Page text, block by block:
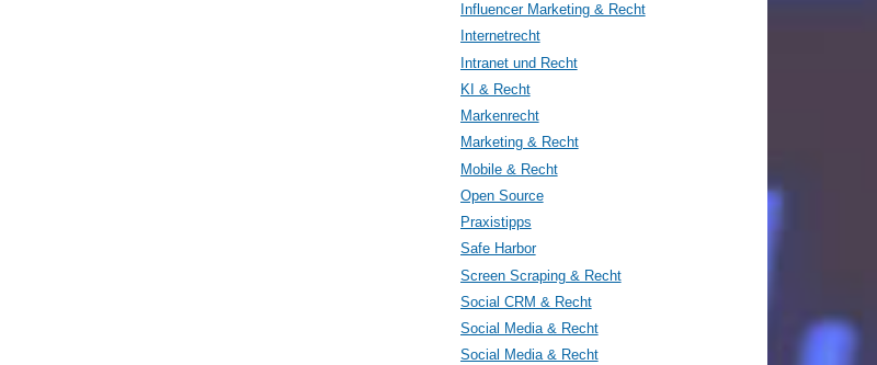
Influencer Marketing & Recht
Internetrecht
Intranet und Recht
KI & Recht
Markenrecht
Marketing & Recht
Mobile & Recht
Open Source
Praxistipps
Safe Harbor
Screen Scraping & Recht
Social CRM & Recht
Social Media & Recht
Social Media & Recht